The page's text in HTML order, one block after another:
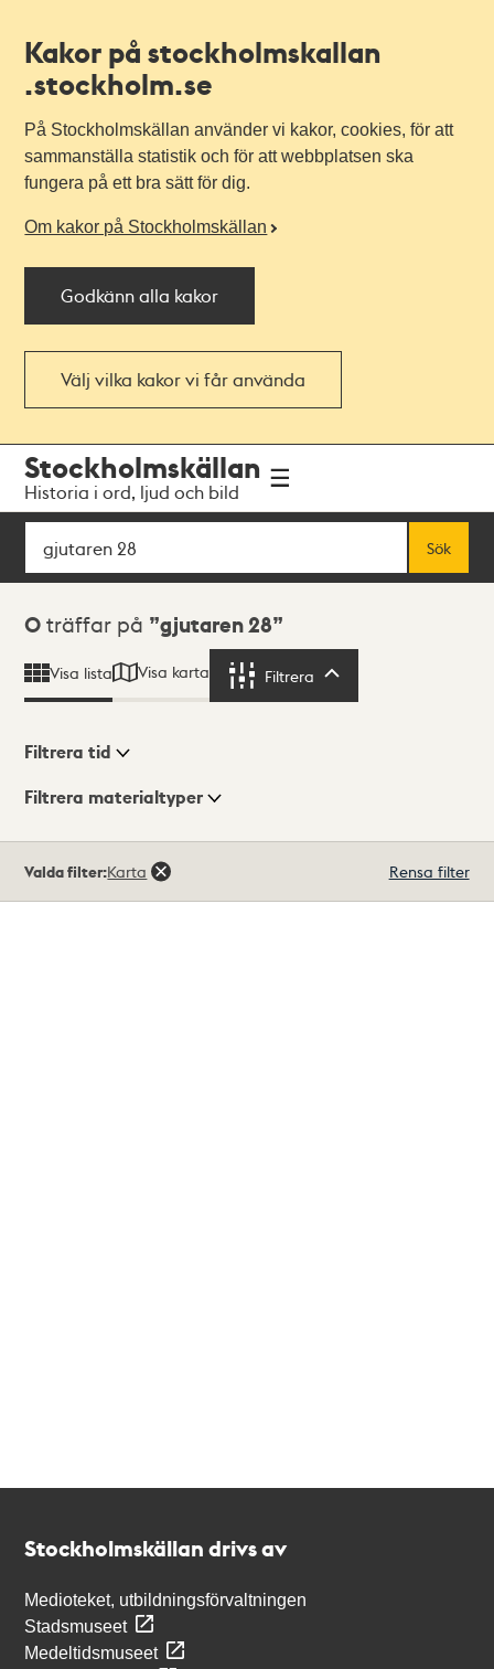
Kakor på stockholmskallan
.stockholm.se
På Stockholmskällan använder vi kakor, cookies, för att
sammanställa statistik och för att webbplatsen ska
fungera på ett bra sätt för dig.
Om kakor på Stockholmskällan
Godkänn alla kakor
Välj vilka kakor vi får använda
navigationen
huvudinnehållet
Stockholmskällan
Historia i ord, ljud och bild
Sök
Sök
Sökresultat
0 träffar på gjutaren 28
Visa lista Visa karta Filtrera
Visningsläge
Filtrera tid
Filtrera materialtyper
träffar
Valda filter:Karta Rensa filter
Stockholmskällan drivs av
Medioteket, utbildningsförvaltningen
Stadsmuseet
Medeltidsmuseet